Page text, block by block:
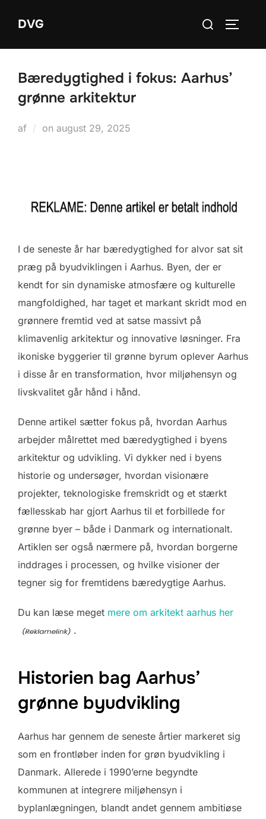
DVG
Søg
Bæredygtighed i fokus: Aarhus’
grønne arkitektur
af on Udgivet
august 29, 2025
I de seneste år har bæredygtighed for alvor sat sit
præg på byudviklingen i Aarhus. Byen, der er
kendt for sin dynamiske atmosfære og kulturelle
mangfoldighed, har taget et markant skridt mod en
grønnere fremtid ved at satse massivt på
klimavenlig arkitektur og innovative løsninger. Fra
ikoniske byggerier til grønne byrum oplever Aarhus
i disse år en transformation, hvor miljøhensyn og
livskvalitet går hånd i hånd.
Denne artikel sætter fokus på, hvordan Aarhus
arbejder målrettet med bæredygtighed i byens
arkitektur og udvikling. Vi dykker ned i byens
historie og undersøger, hvordan visionære
projekter, teknologiske fremskridt og et stærkt
fællesskab har gjort Aarhus til et forbillede for
grønne byer – både i Danmark og internationalt.
Artiklen ser også nærmere på, hvordan borgerne
inddrages i processen, og hvilke visioner der
tegner sig for fremtidens bæredygtige Aarhus.
Du kan læse meget mere om arkitekt aarhus her
.
Historien bag Aarhus’
grønne byudvikling
Aarhus har gennem de seneste årtier markeret sig
som en frontløber inden for grøn byudvikling i
Danmark. Allerede i 1990’erne begyndte
kommunen at integrere miljøhensyn i
byplanlægningen, blandt andet gennem ambitiøse